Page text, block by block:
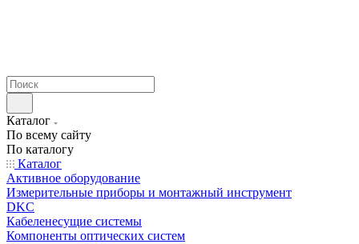
Каталог
По всему сайту
По каталогу
Каталог
Активное оборудование
Измерительные приборы и монтажный инструмент
DKC
Кабеленесущие системы
Компоненты оптических систем